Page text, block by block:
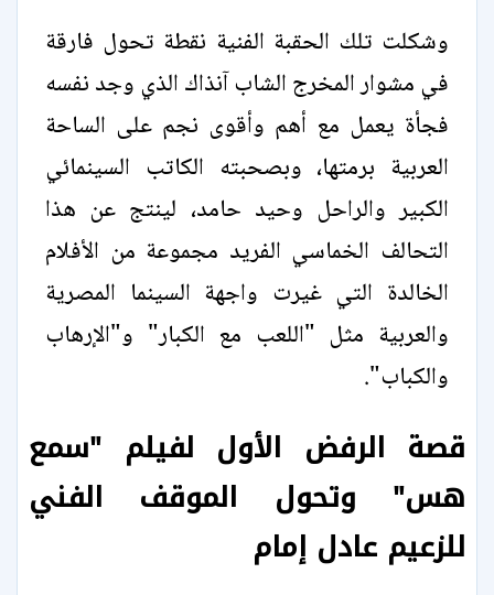
وشكلت تلك الحقبة الفنية نقطة تحول فارقة
في مشوار المخرج الشاب آنذاك الذي وجد نفسه
فجأة يعمل مع أهم وأقوى نجم على الساحة
العربية برمتها، وبصحبته الكاتب السينمائي
الكبير والراحل وحيد حامد، لينتج عن هذا
التحالف الخماسي الفريد مجموعة من الأفلام
الخالدة التي غيرت واجهة السينما المصرية
والعربية مثل "اللعب مع الكبار" و"الإرهاب
والكباب".
قصة الرفض الأول لفيلم "سمع
هس" وتحول الموقف الفني
للزعيم عادل إمام